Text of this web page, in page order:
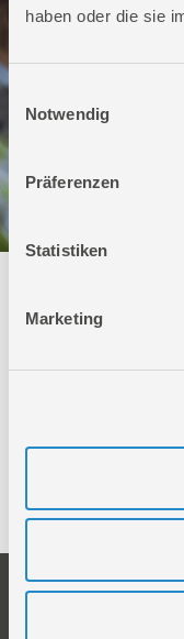
haben oder die sie
Einwilligungsauswahl
Notwendig
Präferenzen
Statistiken
Marketing
Unternehmen